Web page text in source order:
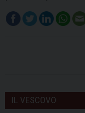
IL VESCOVO